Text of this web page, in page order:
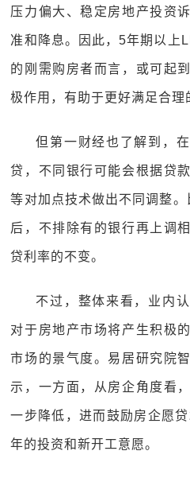
压力偏大、稳定房地产投资
准和降息。因此，5年期以上
的刚需购房者而言，或可起
极作用，有助于更好满足合理
但第一财经也了解到，
贷，不同银行可能会根据贷
等对加点技术做出不同调整
后，不排除有的银行再上调
贷利率的不变。
不过，整体来看，业内
对于房地产市场将产生积极
市场的景气度。易居研究院
示，一方面，从房企角度看
一步降低，进而鼓励房企愿
年的投资和新开工意愿。